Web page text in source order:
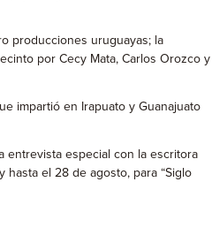
producciones uruguayas; la
por Cecy Mata, Carlos Orozco y
impartió en Irapuato y Guanajuato
entrevista especial con la escritora
hasta el 28 de agosto, para “Siglo